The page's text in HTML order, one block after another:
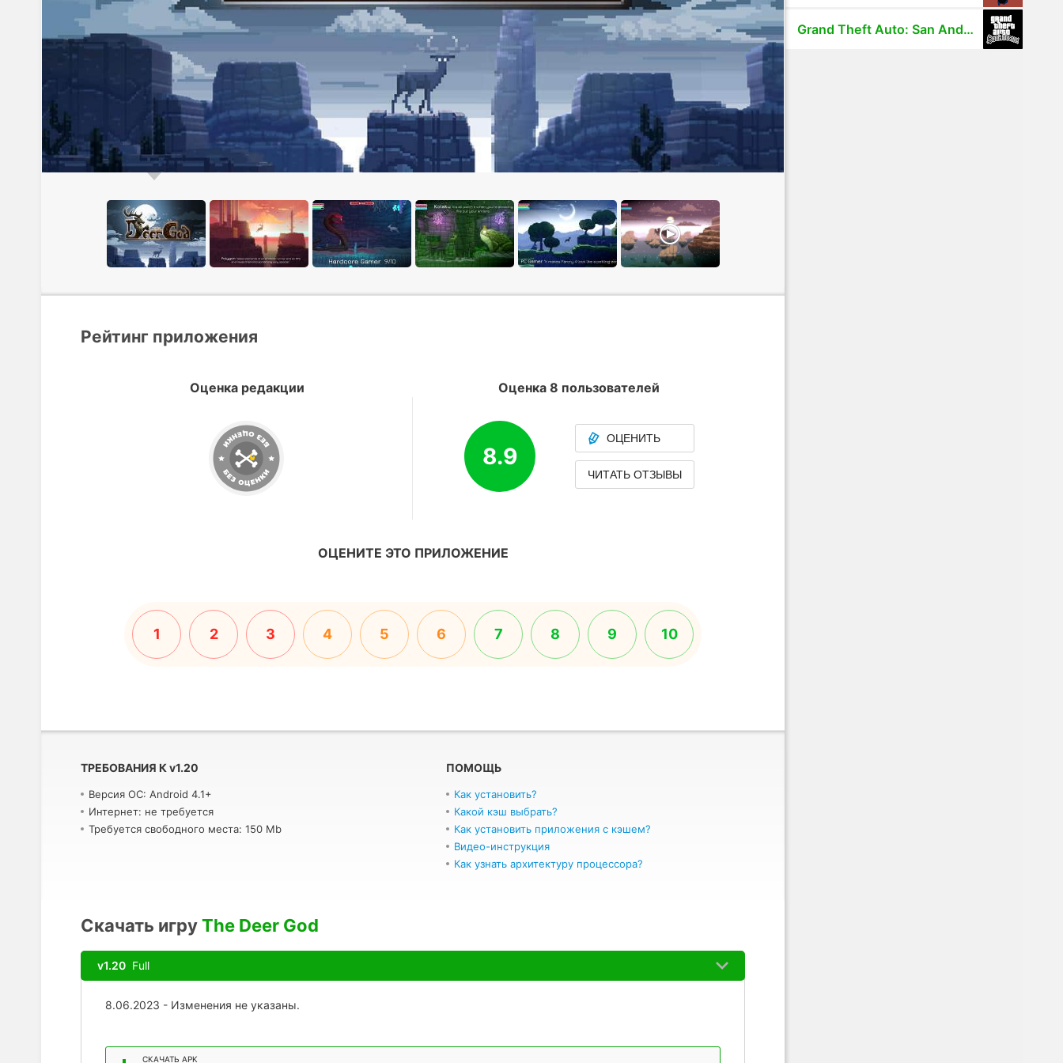
Рейтинг приложения
Оценка редакции Оценка 8 пользователей
8.9
ОЦЕНИТЬ
ЧИТАТЬ ОТЗЫВЫ
ОЦЕНИТЕ ЭТО ПРИЛОЖЕНИЕ
1 2 3 4 5 6 7 8 9 10
ТРЕБОВАНИЯ К v1.20
Версия ОС: Android 4.1+
Интернет: не требуется
Требуется свободного места: 150 Mb
ПОМОЩЬ
Как установить?
Какой кэш выбрать?
Как установить приложения с кэшем?
Видео-инструкция
Как узнать архитектуру процессора?
Скачать игруThe Deer God
v1.20 Full
8.06.2023 - Изменения не указаны.
СКАЧАТЬ APK
Grand Theft Auto: San Andreas